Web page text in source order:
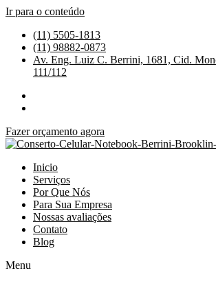
Ir para o conteúdo
(11) 5505-1813
(11) 98882-0873
Av. Eng. Luiz C. Berrini, 1681, Cid.
111/112
Fazer orçamento agora
Inicio
Serviços
Por Que Nós
Para Sua Empresa
Nossas avaliações
Contato
Blog
Menu